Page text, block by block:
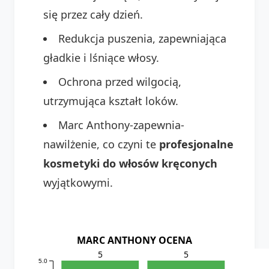
się przez cały dzień.
Redukcja puszenia, zapewniająca
gładkie i lśniące włosy.
Ochrona przed wilgocią,
utrzymująca kształt loków.
Marc Anthony-zapewnia-
nawilżenie, co czyni te profesjonalne
kosmetyki do włosów kręconych
wyjątkowymi.
MARC ANTHONY OCENA
5.0
5
5